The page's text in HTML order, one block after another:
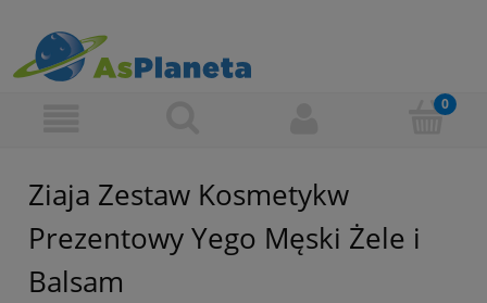
Ziaja Zestaw Kosmetykw
Prezentowy Yego Męski Żele i
Balsam